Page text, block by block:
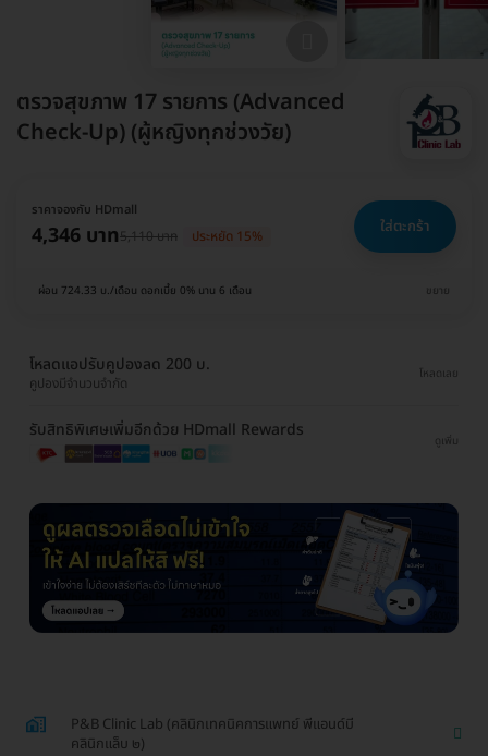
ตรวจสุขภาพ 17 รายการ (Advanced
Check-Up) (ผู้หญิงทุกช่วงวัย)
ราคาจองกับ HDmall
4,346 บาท5,110 บาท ประหยัด 15% ใส่ตะกร้า
ผ่อน 724.33 บ./เดือน ดอกเบี้ย 0% นาน 6 เดือน ขยาย
โหลดแอปรับคูปองลด 200 บ.
คูปองมีจำนวนจำกัด
โหลดเลย
รับสิทธิพิเศษเพิ่มอีกด้วย HDmall Rewards
ดูเพิ่ม
P&B Clinic Lab (คลินิกเทคนิคการแพทย์ พีแอนด์บี
คลินิกแล็บ ๒)